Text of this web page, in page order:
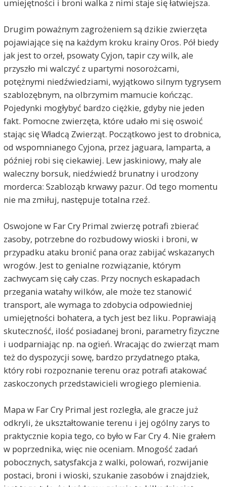
umiejętności i broni walka z nimi staje się łatwiejsza.
Drugim poważnym zagrożeniem są dzikie zwierzęta
pojawiające się na każdym kroku krainy Oros. Pół biedy
jak jest to orzeł, psowaty Cyjon, tapir czy wilk, ale
przyszło mi walczyć z upartymi nosorożcami,
potężnymi niedźwiedziami, wyjątkowo silnym tygrysem
szablozębnym, na olbrzymim mamucie kończąc.
Pojedynki mogłybyć bardzo ciężkie, gdyby nie jeden
fakt. Pomocne zwierzęta, które udało mi się oswoić
stając się Władcą Zwierząt. Początkowo jest to drobnica,
od wspomnianego Cyjona, przez jaguara, lamparta, a
później robi się ciekawiej. Lew jaskiniowy, mały ale
waleczny borsuk, niedźwiedź brunatny i urodzony
morderca: Szabloząb krwawy pazur. Od tego momentu
nie ma zmiłuj, następuje totalna rzeź.
Oswojone w Far Cry Primal zwierzę potrafi zbierać
zasoby, potrzebne do rozbudowy wioski i broni, w
przypadku ataku bronić pana oraz zabijać wskazanych
wrogów. Jest to genialne rozwiązanie, którym
zachwycam się cały czas. Przy nocnych eskapadach
przegania watahy wilków, ale może tez stanowić
transport, ale wymaga to zdobycia odpowiedniej
umiejętności bohatera, a tych jest bez liku. Poprawiają
skuteczność, ilość posiadanej broni, parametry fizyczne
i uodparniając np. na ogień. Wracając do zwierząt mam
też do dyspozycji sowę, bardzo przydatnego ptaka,
który robi rozpoznanie terenu oraz potrafi atakować
zaskoczonych przedstawicieli wrogiego plemienia.
Mapa w Far Cry Primal jest rozległa, ale gracze już
odkryli, że ukształtowanie terenu i jej ogólny zarys to
praktycznie kopia tego, co było w Far Cry 4. Nie grałem
w poprzednika, więc nie oceniam. Mnogość zadań
pobocznych, satysfakcja z walki, polowań, rozwijanie
postaci, broni i wioski, szukanie zasobów i znajdziek,